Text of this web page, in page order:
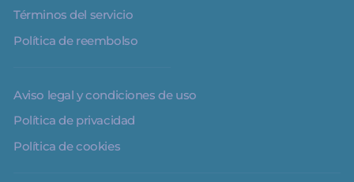
Términos del servicio
Política de reembolso
Aviso legal y condiciones de uso
Política de privacidad
Política de cookies